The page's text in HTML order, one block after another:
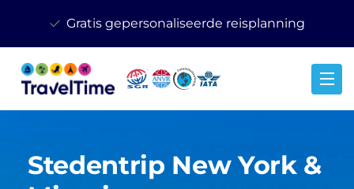
Gratis gepersonaliseerde reisplanning
Stedentrip New York &